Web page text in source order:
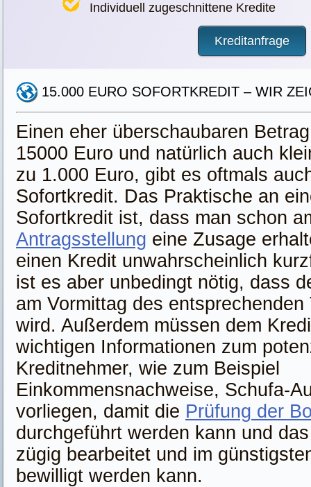
Individuell zugeschnittene Kredite
Kreditanfrage
15.000 EURO SOFORTKREDIT – WIR
Einen eher überschaubaren
15000 Euro und natürlich auch
zu 1.000 Euro, gibt es oftmals
Sofortkredit. Das Praktische an
Sofortkredit ist, dass man schon
Antragsstellung eine Zusage
einen Kredit unwahrscheinlich
ist es aber unbedingt nötig, dass
am Vormittag des entsprechenden
wird. Außerdem müssen dem
wichtigen Informationen zum
Kreditnehmer, wie zum Beispiel
Einkommensnachweise, Schufa-
vorliegen, damit die Prüfung der
durchgeführt werden kann und
zügig bearbeitet und im
bewilligt werden kann.